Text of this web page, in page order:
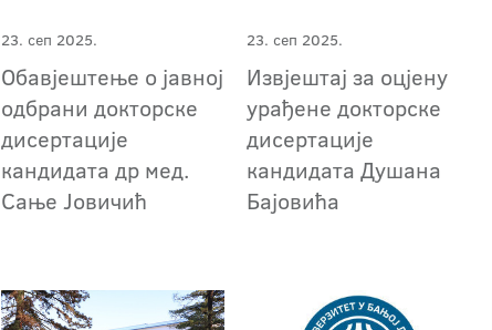
23. сеп 2025.
Обавјештење о јавној
одбрани докторске
дисертације
кандидата др мед.
Сање Јовичић
23. сеп 2025.
Извјештај за оцјену
урађене докторске
дисертације
кандидата Душана
Бајовића